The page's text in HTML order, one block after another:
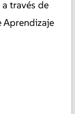
través de
Aprendizaje